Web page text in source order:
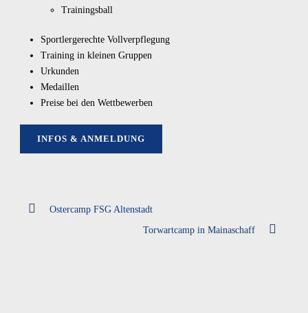
Trainingsball
Sportlergerechte Vollverpflegung
Training in kleinen Gruppen
Urkunden
Medaillen
Preise bei den Wettbewerben
INFOS & ANMELDUNG
Ostercamp FSG Altenstadt
Torwartcamp in Mainaschaff